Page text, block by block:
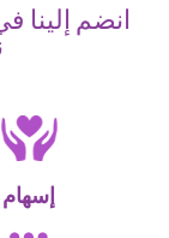
انضم
إسهام